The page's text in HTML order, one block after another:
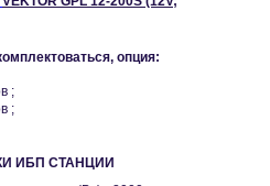
опция:
;
;
ИБП СТАНЦИИ